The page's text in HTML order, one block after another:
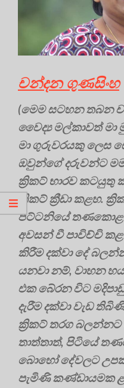
චන්දන ගුණසිංහ
(මෙම සටහන තබන
වෛද්‍ය මල්කාවත් මා
මා ගුරුවරයකු ලෙස
ඔවුන්ගේ දරුවන්ට මම
ක්‍රිකට් භාරව කටයුතු
ක්‍රිකට් ක්‍රීඩා කළහ.
පිට්ටනියේ තණකොළ
අවසන් වී පාවිච්චි කළ
කිරීම දක්වා දේ
යනවා නම්, වාහන
එක බේරන විට
දැරීම දක්වා වැඩ
ක්‍රිකට් තරග බලන්නට
තාත්තාත්, පිටියේ
බොහෝ දේවලට
පැමිණි කණ්ඩායමක